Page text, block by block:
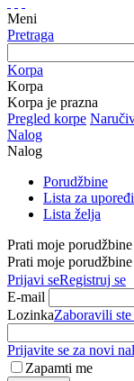
Meni
Pretraga
Korpa
Korpa
Korpa je prazna
Pregled korpe
Nalog
Nalog
Porudžbine
Lista za
Lista želja
Prati moje porudžbine
Prati moje porudžbine
Prijavi seRegistruj se
E-mail
LozinkaZaboravili
Prijavite se za novi
Zapamti me